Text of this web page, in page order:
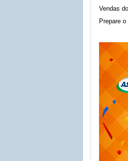
Vendas
Prepare